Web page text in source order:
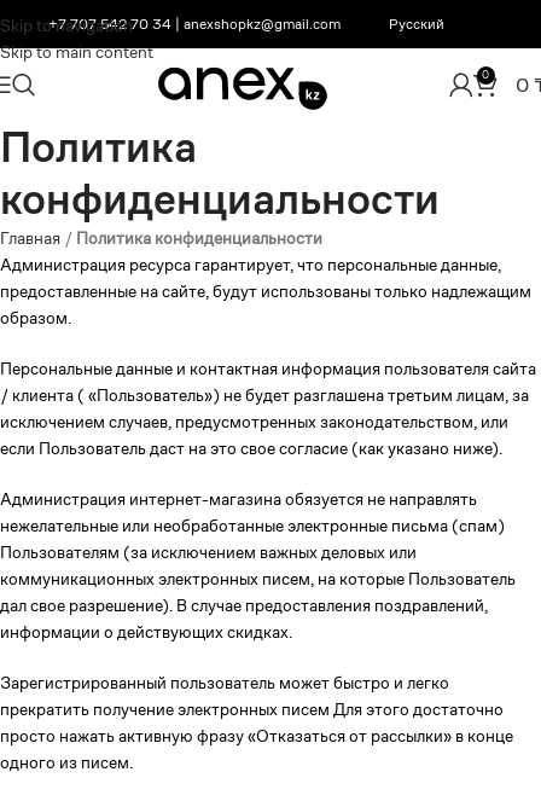
Skip to navigation
Skip to main content
+7 707 542 70 34 | anexshopkz@gmail.com Русский
0 0
Политика
конфиденциальности
Главная / Политика конфиденциальности
Администрация ресурса гарантирует, что персональные данные,
предоставленные на сайте, будут использованы только надлежащим
образом.
Персональные данные и контактная информация пользователя сайта
/ клиента ( «Пользователь») не будет разглашена третьим лицам, за
исключением случаев, предусмотренных законодательством, или
если Пользователь даст на это свое согласие (как указано ниже).
Администрация интернет-магазина обязуется не направлять
нежелательные или необработанные электронные письма (спам)
Пользователям (за исключением важных деловых или
коммуникационных электронных писем, на которые Пользователь
дал свое разрешение). В случае предоставления поздравлений,
информации о действующих скидках.
Зарегистрированный пользователь может быстро и легко
прекратить получение электронных писем Для этого достаточно
просто нажать активную фразу «Отказаться от рассылки» в конце
одного из писем.